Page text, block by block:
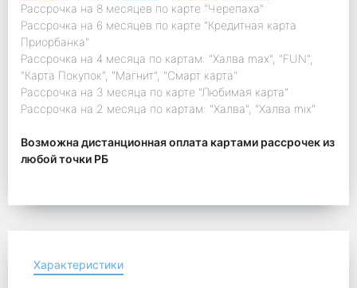
Рассрочка на 8 месяцев по карте "Черепаха"
Рассрочка на 6 месяцев по карте "Кредитная карта
Приорбанка"
Рассрочка на 4 месяца по картам: "Халва max", "FUN",
"Карта Покупок", "Магнит", "Смарт карта"
Рассрочка на 3 месяца по карте "Любимая карта"
Рассрочка на 2 месяца по картам: "Халва", "Халва mix"
Возможна дистанционная оплата картами рассрочек из
любой точки РБ
Характеристики